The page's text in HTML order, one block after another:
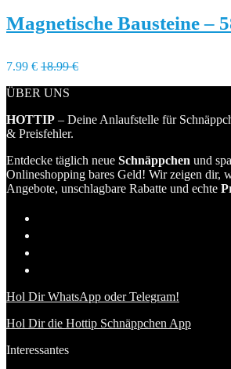
Magnetische Bausteine –
7.99 € 18.99 €
ÜBER UNS
HOTTIP – Deine Anlaufstelle für
& Preisfehler.
Entdecke täglich neue Schnäppchen und
Onlineshopping bares Geld! Wir zeigen dir,
Angebote, unschlagbare Rabatte und echte
Hol Dir WhatsApp oder Telegram!
Hol Dir die Hottip Schnäppchen App
Interessantes